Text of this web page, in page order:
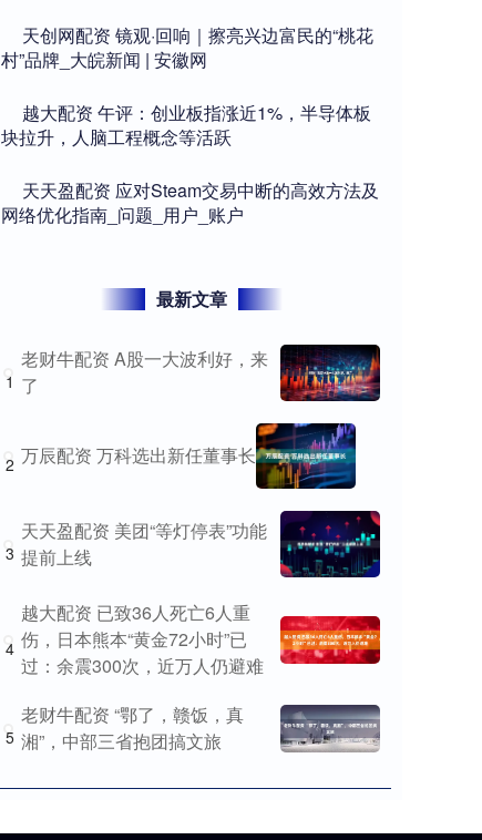
​天创网配资 镜观·回响｜擦亮兴边富民的“桃花
村”品牌_大皖新闻 | 安徽网
​越大配资 午评：创业板指涨近1%，半导体板
块拉升，人脑工程概念等活跃
​天天盈配资 应对Steam交易中断的高效方法及
网络优化指南_问题_用户_账户
最新文章
1
老财牛配资 A股一大波利好，来
了
2 万辰配资 万科选出新任董事长
3
天天盈配资 美团“等灯停表”功能
提前上线
4
越大配资 已致36人死亡6人重
伤，日本熊本“黄金72小时”已
过：余震300次，近万人仍避难
5
老财牛配资 “鄂了，赣饭，真
湘”，中部三省抱团搞文旅